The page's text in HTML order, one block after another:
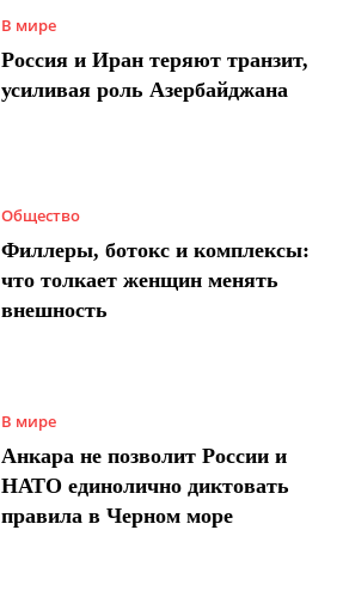
В мире
Россия и Иран теряют транзит,
усиливая роль Азербайджана
Общество
Филлеры, ботокс и комплексы:
что толкает женщин менять
внешность
В мире
Анкара не позволит России и
НАТО единолично диктовать
правила в Черном море